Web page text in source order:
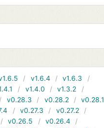
v1.6.4
v1.6.3
v1.4.0
v1.3.2
v0.28.3 v0.28.2
v0.28.1
v0.27.3
v0.27.2
v0.26.5
v0.26.4